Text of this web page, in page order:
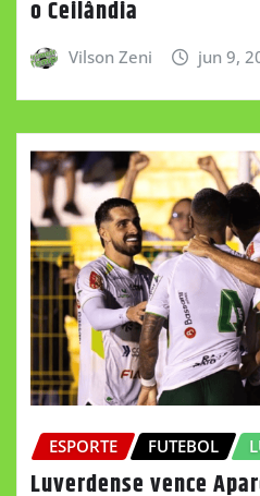
o Ceilândia
Vilson Zeni jun 9,
ESPORTE FUTEBOL
Luverdense vence